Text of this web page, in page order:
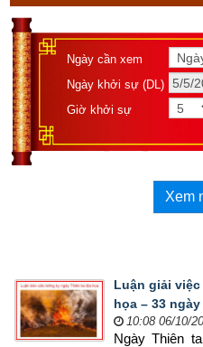
Ngày cần xem
Ngày khởi sự (DL)
Giờ khởi sự
Xem
Luận giải
họa – 33
10:08 06/10/
Ngày Thiên